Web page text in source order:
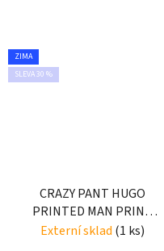
ZIMA
SLEVA 30 %
CRAZY PANT HUGO
PRINTED MAN PRINT
LIGHT JEANS
Externí sklad (1 ks)